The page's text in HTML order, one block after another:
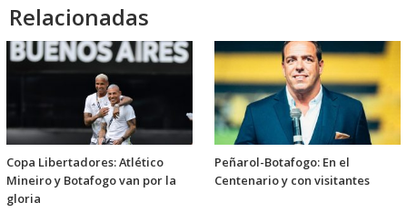
Relacionadas
Copa Libertadores: Atlético
Mineiro y Botafogo van por la
gloria
Peñarol-Botafogo: En el
Centenario y con visitantes